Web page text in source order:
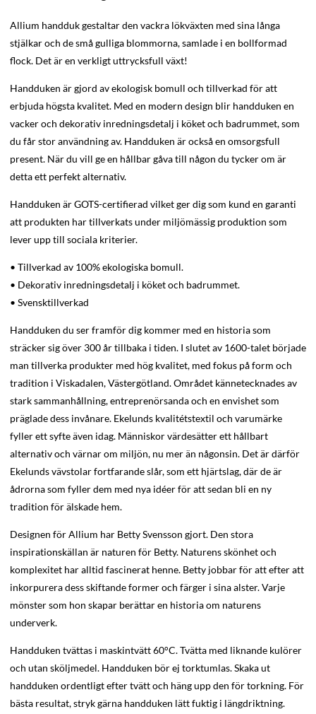
Allium handduk gestaltar den vackra lökväxten med sina långa
stjälkar och de små gulliga blommorna, samlade i en bollformad
flock. Det är en verkligt uttrycksfull växt!
Handduken är gjord av ekologisk bomull och tillverkad för att
erbjuda högsta kvalitet. Med en modern design blir handduken en
vacker och dekorativ inredningsdetalj i köket och badrummet, som
du får stor användning av. Handduken är också en omsorgsfull
present. När du vill ge en hållbar gåva till någon du tycker om är
detta ett perfekt alternativ.
Handduken är GOTS-certifierad vilket ger dig som kund en garanti
att produkten har tillverkats under miljömässig produktion som
lever upp till sociala kriterier.
• Tillverkad av 100% ekologiska bomull.
• Dekorativ inredningsdetalj i köket och badrummet.
• Svensktillverkad
Handduken du ser framför dig kommer med en historia som
sträcker sig över 300 år tillbaka i tiden. I slutet av 1600-talet började
man tillverka produkter med hög kvalitet, med fokus på form och
tradition i Viskadalen, Västergötland. Området kännetecknades av
stark sammanhållning, entreprenörsanda och en envishet som
präglade dess invånare. Ekelunds kvalitétstextil och varumärke
fyller ett syfte även idag. Människor värdesätter ett hållbart
alternativ och värnar om miljön, nu mer än någonsin. Det är därför
Ekelunds vävstolar fortfarande slår, som ett hjärtslag, där de är
ådrorna som fyller dem med nya idéer för att sedan bli en ny
tradition för älskade hem.
Designen för Allium har Betty Svensson gjort. Den stora
inspirationskällan är naturen för Betty. Naturens skönhet och
komplexitet har alltid fascinerat henne. Betty jobbar för att efter att
inkorpurera dess skiftande former och färger i sina alster. Varje
mönster som hon skapar berättar en historia om naturens
underverk.
Handduken tvättas i maskintvätt 60°C. Tvätta med liknande kulörer
och utan sköljmedel. Handduken bör ej torktumlas. Skaka ut
handduken ordentligt efter tvätt och häng upp den för torkning. För
bästa resultat, stryk gärna handduken lätt fuktig i längdriktning.